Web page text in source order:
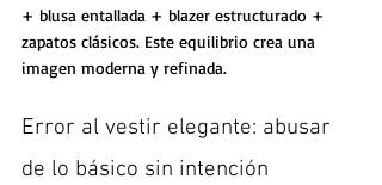
+ blusa entallada + blazer estructurado +
zapatos clásicos. Este equilibrio crea una
imagen moderna y refinada.
Error al vestir elegante: abusar
de lo básico sin intención